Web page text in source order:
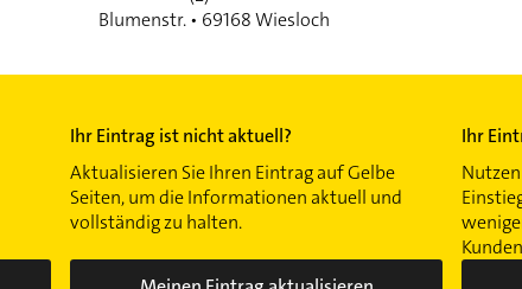
Blumenstr. • 69168 Wiesloch
Ihr Eintrag ist nicht aktuell?
Aktualisieren Sie Ihren Eintrag auf Gelbe
Seiten, um die Informationen aktuell und
vollständig zu halten.
Ihr